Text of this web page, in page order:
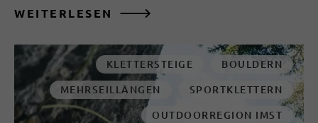
WEITERLESEN
KLETTERSTEIGE
BOULDERN
MEHRSEILLÄNGEN
SPORTKLETTERN
OUTDOORREGION IMST